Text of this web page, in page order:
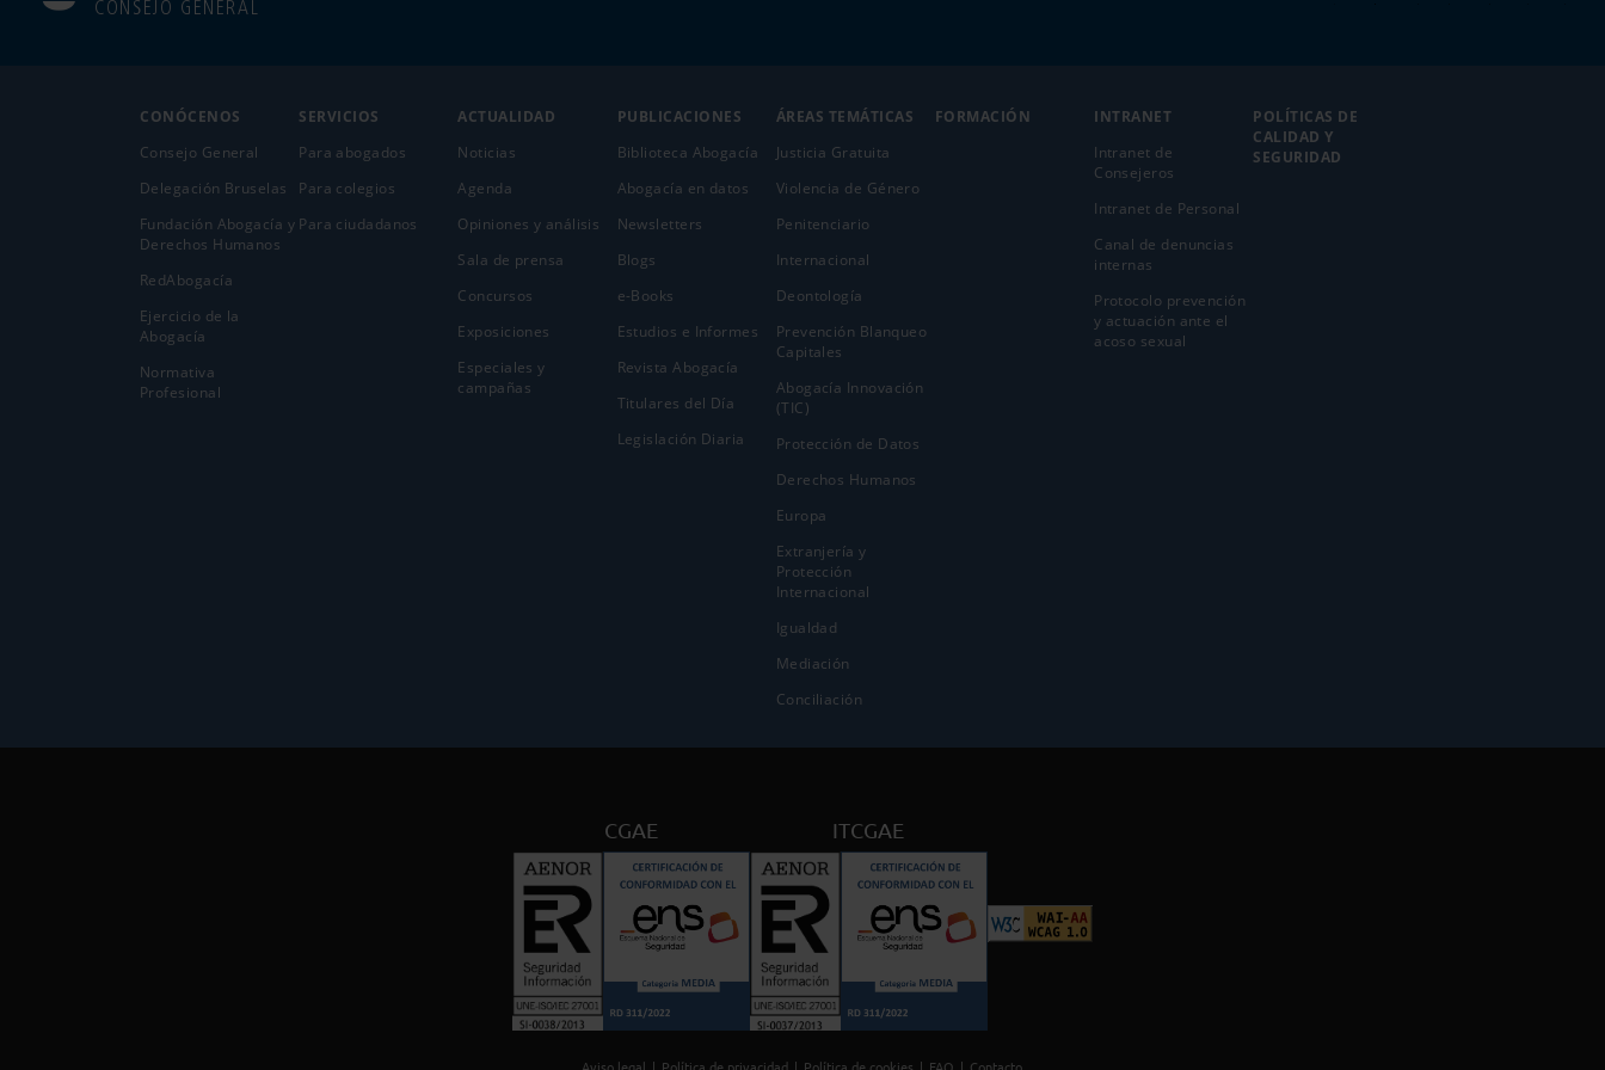
CONSEJO GENERAL
CONÓCENOS
Consejo General
Delegación Bruselas
Fundación Abogacía y
Derechos Humanos
RedAbogacía
Ejercicio de la
Abogací­a
Normativa
Profesional
SERVICIOS
Para abogados
Para colegios
Para ciudadanos
ACTUALIDAD
Noticias
Agenda
Opiniones y análisis
Sala de prensa
Concursos
Exposiciones
Especiales y
campañas
PUBLICACIONES
Biblioteca Abogacía
Abogacía en datos
Newsletters
Blogs
e-Books
Estudios e Informes
Revista Abogacía
Titulares del Día
Legislación Diaria
ÁREAS TEMÁTICAS
Justicia Gratuita
Violencia de Género
Penitenciario
Internacional
Deontología
Prevención Blanqueo
Capitales
Abogacía Innovación
(TIC)
Protección de Datos
Derechos Humanos
Europa
Extranjería y
Protección
Internacional
Igualdad
Mediación
Conciliación
FORMACIÓN
INTRANET
Intranet de
Consejeros
Intranet de Personal
Canal de denuncias
internas
Protocolo prevención
y actuación ante el
acoso sexual
POLÍTICAS DE
CALIDAD Y
SEGURIDAD
CGAE ITCGAE